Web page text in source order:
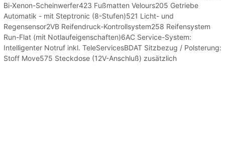
Bi-Xenon-Scheinwerfer423 Fußmatten Velours205 Getriebe
Automatik - mit Steptronic (8-Stufen)521 Licht- und
Regensensor2VB Reifendruck-Kontrollsystem258 Reifensystem
Run-Flat (mit Notlaufeigenschaften)6AC Service-System:
Intelligenter Notruf inkl. TeleServicesBDAT Sitzbezug / Polsterung:
Stoff Move575 Steckdose (12V-Anschluß) zusätzlich